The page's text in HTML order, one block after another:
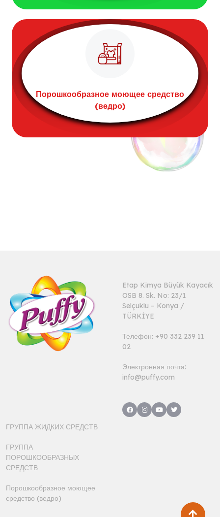
Порошкообразное моющее средство
(ведро)
Etap Kimya Büyük Kayacık
OSB 8. Sk. No: 23/1
Selçuklu – Konya /
TÜRKİYE
Телефон: +90 332 239 11
02
Электронная почта:
info@puffy.com
ГРУППА ЖИДКИХ СРЕДСТВ
ГРУППА
ПОРОШКООБРАЗНЫХ
СРЕДСТВ
Порошкообразное моющее
средство (ведро)